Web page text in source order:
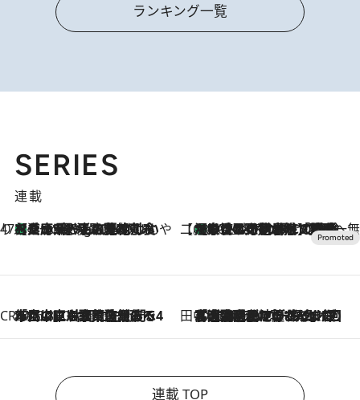
ランキング一覧
SERIES
連載
47都道府県の手みやげ ひんやりスイーツで夏を満喫
1 Hour Ago
【兵庫県】この夏絶対食べたい 冷やしておいしいおやつ3選 淡路島の恵みをジェラートに集約 【CREA×星野リゾート】唯一無二。癒しと発見が待つ場所へ
2026.8.7
【トンボの足水浴】ヒノキの香りに包まれて涼感マックス！約13℃の湧水かけ流しを避暑地「星野温泉 トンボの湯」で体験
CREA'S CHOICE
2026.8.7
「立川にも歌舞伎があるんだよ」 片岡仁左衛門・市川中車ら豪華座組みで4年目の立川立飛歌舞伎へ 田中稲の勝手に再ブーム
2026.8.7
「湘南乃風に憧れて」観客大盛上がりの“タオル回し”に、ラッパー顔負けの高速歌唱まで…さだまさし（74）のアグレッシブすぎる現在地
連載 TOP